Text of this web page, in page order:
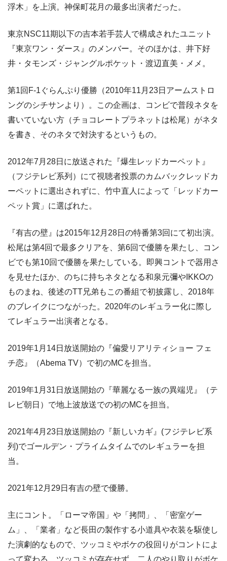
浮木」を上演。神保町花月の最多出演者だった。
東京NSC11期以下の吉本若手芸人で構成されたユニット
『東京ワン・ダース』のメンバー。そのほかは、井下好
井・タモンズ・ジャングルポケット・渡辺直美・メメ。
第1回F-1ぐらんぷり優勝（2010年11月23日アームストロ
ングのシチサンより）。この企画は、コンビで普段ネタを
書いていない方（チョコレートプラネットは松尾）がネタ
を書き、そのネタで対決するというもの。
2012年7月28日に放送された『爆生レッドカーペット』
（フジテレビ系列）にて視聴者投票のカムバックレッドカ
ーペットに選出されずに、竹中直人によって「レッドカー
ペット賞」に選ばれた。
『有吉の壁』は2015年12月28日の特番第3回にて初出演。
松尾は第4回で最多クリアを、第6回で優勝を果たし、コン
ビでも第10回で優勝を果たしている。即興コントで器用さ
を見せたほか、のちに持ちネタとなる和泉元彌やIKKOの
ものまね、後述のTT兄弟もこの番組で初披露し、2018年
のブレイクにつながった。2020年のレギュラー化に際し
てレギュラー出演者となる。
2019年1月14日放送開始の『偏愛リアリティショー フェ
チ恋』（Abema TV）で初のMCを担当。
2019年1月31日放送開始の『華麗なる一族の異端児』（テ
レビ朝日）で地上波放送での初のMCを担当。
2021年4月23日放送開始の『新しいカギ』(フジテレビ系
列)でゴールデン・プライムタイムでのレギュラーを担
当。
2021年12月29日有吉の壁で優勝。
主にコント。「ローマ帝国」や「拷問」、「密室ゲー
ム」、「業者」など長田の製作する小道具や衣装を駆使し
た演劇的なもので、ツッコミやボケの役回りがコントによ
って変わる。ツッコミが存在せず、二人のやり取りがボケ